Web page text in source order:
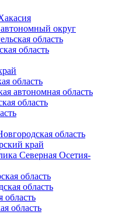
округ
область
область
область
автономная область
область
область
край
Северная Осетия-
область
область
область
область